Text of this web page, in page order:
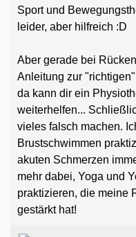
Sport und
leider, aber hilfreich :D
Aber gerade bei
Anleitung zur
da kann dir ein
weiterhelfen...
vieles falsch machen.
Brustschwimmen
akuten Schmerzen
mehr dabei, Yoga und
praktizieren, die meine
gestärkt hat!